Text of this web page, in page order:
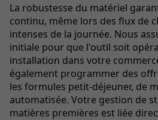
La robustesse du matériel
continu, même lors des flux de
intenses de la journée. Nous
initiale pour que l'outil soit
installation dans votre
également programmer des
les formules petit-déjeuner, de
automatisée. Votre gestion de
matières premières est liée